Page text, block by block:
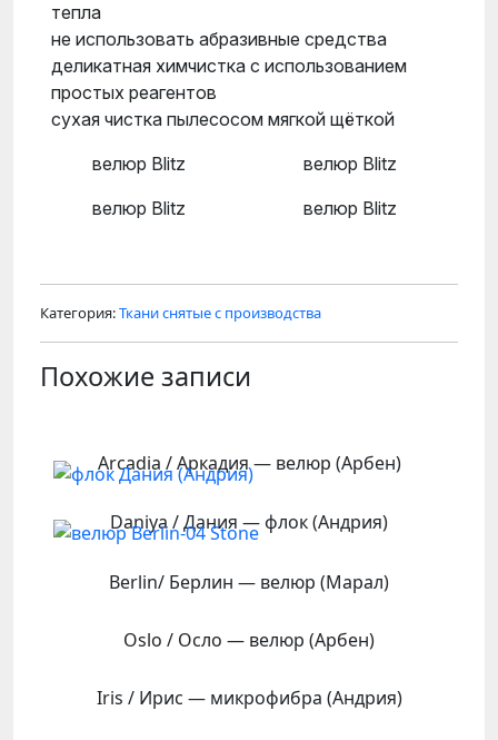
тепла
не использовать абразивные средства
деликатная химчистка с использованием
простых реагентов
сухая чистка пылесосом мягкой щёткой
велюр Blitz
велюр Blitz
велюр Blitz
велюр Blitz
Категория:Ткани снятые с производства
Похожие записи
Arcadia / Аркадия — велюр (Арбен)
Daniya / Дания — флок (Андрия)
Berlin/ Берлин — велюр (Марал)
Oslo / Осло — велюр (Арбен)
Iris / Ирис — микрофибра (Андрия)